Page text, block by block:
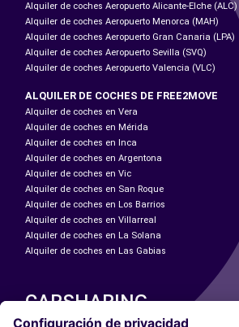
Alquiler de coches Aeropuerto Alicante-Elche (ALC)
Alquiler de coches Aeropuerto Menorca (MAH)
Alquiler de coches Aeropuerto Gran Canaria (LPA)
Alquiler de coches Aeropuerto Sevilla (SVQ)
Alquiler de coches Aeropuerto Valencia (VLC)
ALQUILER DE COCHES DE FREE2MOVE
Alquiler de coches en Vera
Alquiler de coches en Mérida
Alquiler de coches en Inca
Alquiler de coches en Argentona
Alquiler de coches en Vic
Alquiler de coches en San Roque
Alquiler de coches en Los Barrios
Alquiler de coches en Villarreal
Alquiler de coches en La Solana
Alquiler de coches en Las Gabias
CARSHARING